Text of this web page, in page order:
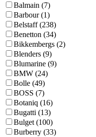
Balmain (7)
Barbour (1)
Belstaff (238)
Benetton (34)
Bikkembergs (2)
Blenders (9)
Blumarine (9)
BMW (24)
Bolle (49)
BOSS (7)
Botaniq (16)
Bugatti (13)
Bulget (100)
Burberry (33)